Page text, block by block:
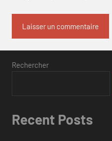
Rechercher
Recent Posts